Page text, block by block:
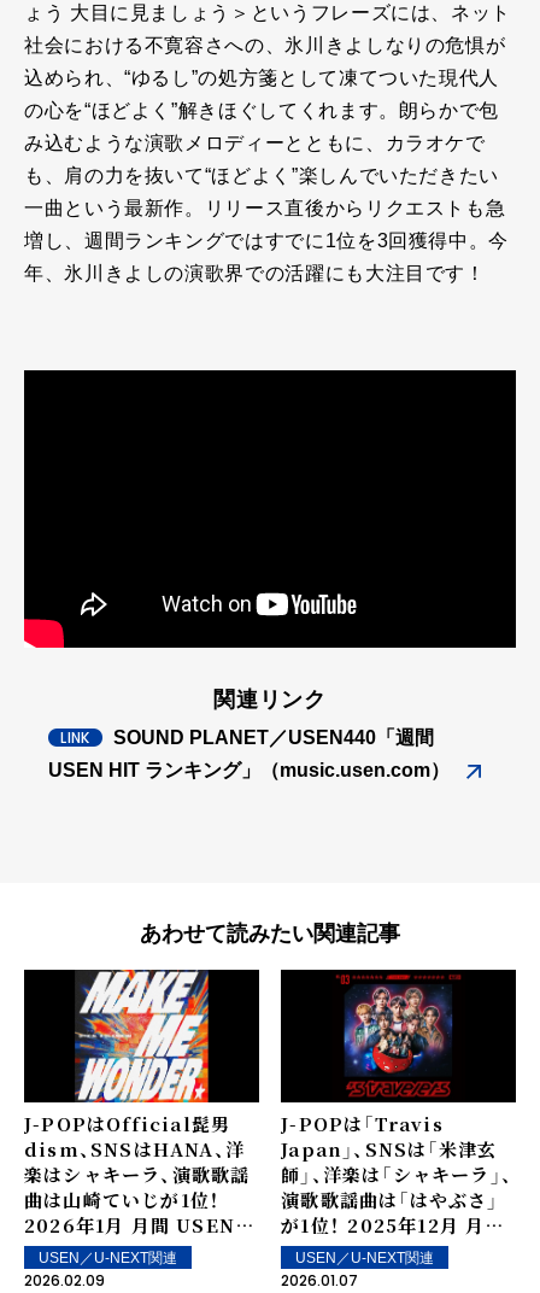
ょう 大目に見ましょう＞というフレーズには、ネット
社会における不寛容さへの、氷川きよしなりの危惧が
込められ、“ゆるし”の処方箋として凍てついた現代人
の心を“ほどよく”解きほぐしてくれます。朗らかで包
み込むような演歌メロディーとともに、カラオケで
も、肩の力を抜いて“ほどよく”楽しんでいただきたい
一曲という最新作。リリース直後からリクエストも急
増し、週間ランキングではすでに 1位を3回獲得中。今
年、氷川きよしの演歌界での活躍にも大注目です！
関連リンク
SOUND PLANET／USEN440「週間
USEN HIT ランキング」（music.usen.com）
あわせて読みたい関連記事
J-POPはOfficial髭男
dism、SNSはHANA、洋
楽はシャキーラ、演歌歌謡
曲は山崎ていじが1位！――
2026年1月 月間 USEN
HITランキング TOP10を
発表！
USEN／U-NEXT関連
2026.02.09
J-POPは「Travis
Japan」、SNSは「米津玄
師」、洋楽は「シャキーラ」、
演歌歌謡曲は「はやぶさ」
が1位！―― 2025年12月 月間
USEN HITランキング
TOP10を発表！
USEN／U-NEXT関連
2026.01.07